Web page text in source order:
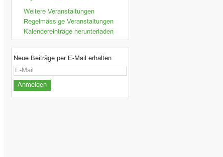
Weitere Veranstaltungen
Regelmässige Veranstaltungen
Kalendereinträge herunterladen
Neue Beiträge per E-Mail erhalten